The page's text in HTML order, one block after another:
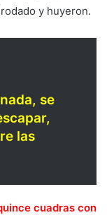
y huyeron.
se
las
cuadras con